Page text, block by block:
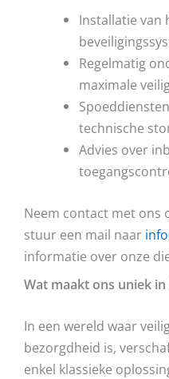
Installatie van
Regelmatig
maximale
technische
Advies over
Neem contact met ons
stuur een mail naar
informatie over onze
Wat maakt ons uniek
In een wereld waar
bezorgdheid is,
enkel klassieke